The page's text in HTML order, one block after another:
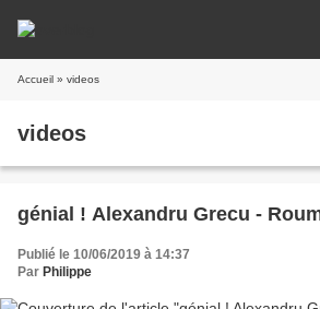
Accueil » videos
videos
génial ! Alexandru Grecu -
Publié le 10/06/2019 à 14:37
Par Philippe